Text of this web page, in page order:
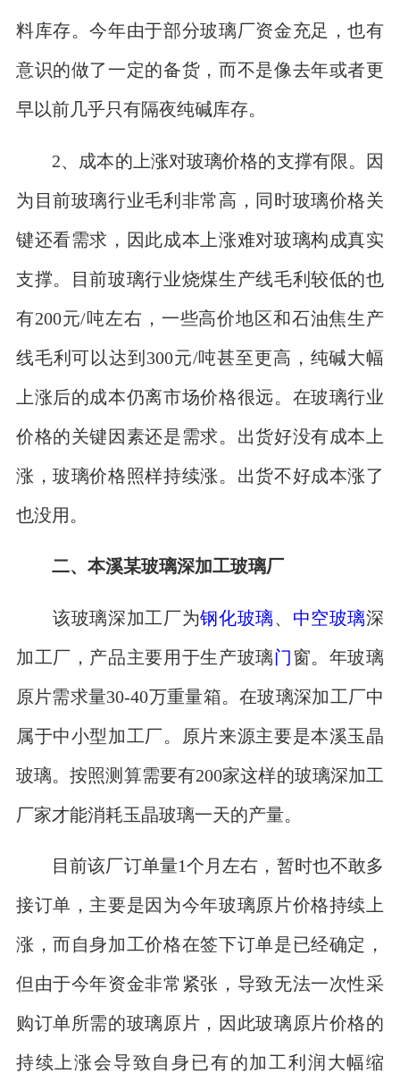
料库存。今年由于部分玻璃厂资金充足，也有
意识的做了一定的备货，而不是像去年或者更
早以前几乎只有隔夜纯碱库存。
2、成本的上涨对玻璃价格的支撑有限。因
为目前玻璃行业毛利非常高，同时玻璃价格关
键还看需求，因此成本上涨难对玻璃构成真实
支撑。目前玻璃行业烧煤生产线毛利较低的也
有200元/吨左右，一些高价地区和石油焦生产
线毛利可以达到300元/吨甚至更高，纯碱大幅
上涨后的成本仍离市场价格很远。在玻璃行业
价格的关键因素还是需求。出货好没有成本上
涨，玻璃价格照样持续涨。出货不好成本涨了
也没用。
二、本溪某玻璃深加工玻璃厂
该玻璃深加工厂为钢化玻璃 中空玻璃深
加工厂，产品主要用于生产玻璃门 窗。年玻璃
原片需求量30-40万重量箱。在玻璃深加工厂中
属于中小型加工厂。原片来源主要是本溪玉晶
玻璃。按照测算需要有200家这样的玻璃深加工
厂家才能消耗玉晶玻璃一天的产量。
目前该厂订单量1个月左右，暂时也不敢多
接订单，主要是因为今年玻璃原片价格持续上
涨，而自身加工价格在签下订单是已经确定，
但由于今年资金非常紧张，导致无法一次性采
购订单所需的玻璃原片，因此玻璃原片价格的
持续上涨会导致自身已有的加工利润大幅缩